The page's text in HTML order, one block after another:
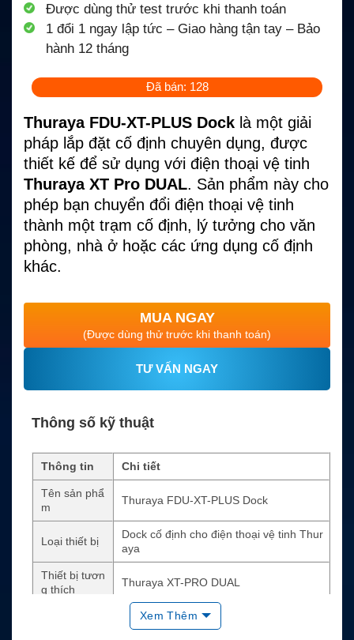
Được dùng thử test trước khi thanh toán
1 đổi 1 ngay lập tức – Giao hàng tận tay – Bảo
hành 12 tháng
Đã bán: 128
Thuraya FDU-XT-PLUS Dock là một giải
pháp lắp đặt cố định chuyên dụng, được
thiết kế để sử dụng với điện thoại vệ tinh
Thuraya XT Pro DUAL. Sản phẩm này cho
phép bạn chuyển đổi điện thoại vệ tinh
thành một trạm cố định, lý tưởng cho văn
phòng, nhà ở hoặc các ứng dụng cố định
khác.
MUA NGAY
(Được dùng thử trước khi thanh toán)
TƯ VẤN NGAY
Thông số kỹ thuật
Thông tin Chi tiết
Tên sản phẩ
m
Thuraya FDU-XT-PLUS Dock
Loại thiết bị
Dock cố định cho điện thoại vệ tinh Thur
aya
Thiết bị tươn
g thích
Thuraya XT-PRO DUAL
Dùng dịch vụ vệ tinh Thuraya trong nhà,
văn phòng, trạm cố định
Xem Thêm